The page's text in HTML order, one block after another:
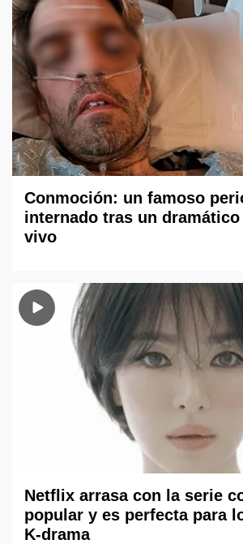
Conmoción: un famoso
internado tras un
vivo
Netflix arrasa con la serie
popular y es perfecta para
K-drama